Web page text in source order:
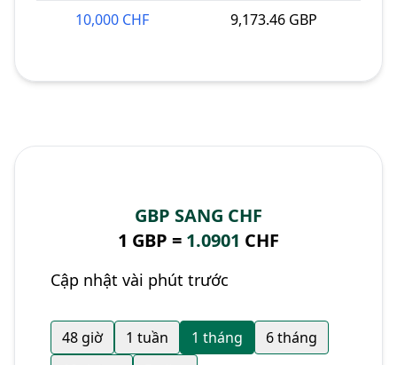
10,000 CHF
9,173.46 GBP
GBP SANG CHF
1 GBP = 1.0901 CHF
Cập nhật vài phút trước
48 giờ 1 tuần 1 tháng
6 tháng